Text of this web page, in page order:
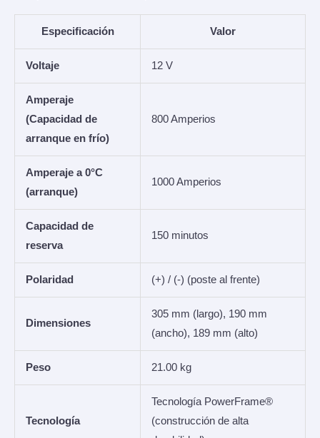
Especificación Valor
Voltaje 12 V
Amperaje
(Capacidad de
arranque en frío)
800 Amperios
Amperaje a 0°C
(arranque)
1000 Amperios
Capacidad de
reserva
150 minutos
Polaridad (+) / (-) (poste al frente)
Dimensiones
305 mm (largo), 190 mm
(ancho), 189 mm (alto)
Peso 21.00 kg
Tecnología
Tecnología PowerFrame®
(construcción de alta